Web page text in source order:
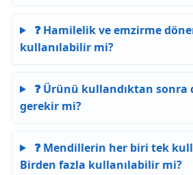
❓ Hamilelik ve emzirme
kullanılabilir mi?
❓ Ürünü kullandıktan sonra
gerekir mi?
❓ Mendillerin her biri tek
Birden fazla kullanılabilir mi?